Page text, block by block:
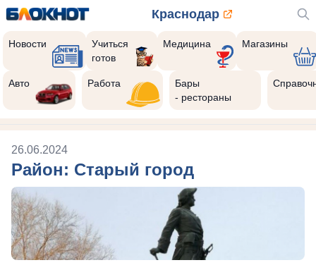
Краснодар
Новости
Учиться
готов
Медицина Магазины
Авто Работа
Бары
- рестораны
26.06.2024
Район: Старый город